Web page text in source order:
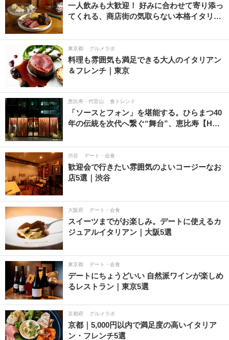
一人飲みも大歓迎！ 好みに合わせて寄り添っ
てくれる、商店街の気取らない本格イタリ…
東京都 グルメラボ
料理も雰囲気も満足できる大人のイタリアン
＆フレンチ｜東京
恵比寿・代官山 食トレンド
「ソースとフォン」を堪能する。ひらまつ40
年の伝統を次代へ繋ぐ“舞台”、恵比寿【H…
渋谷 デート・会食
歓迎会で行きたい雰囲気のよいコージーなお
店5選｜渋谷
大阪府 デート・会食
スイーツまでがお楽しみ。デートに使えるカ
ジュアルイタリアン｜大阪5選
東京都 デート・会食
デートにちょうどいい 自然派ワインが楽しめ
るレストラン｜東京5選
京都府 グルメラボ
京都｜5,000円以内で満足度の高いイタリア
ン・フレンチ5選